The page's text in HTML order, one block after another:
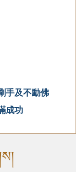
手及不動佛
成功